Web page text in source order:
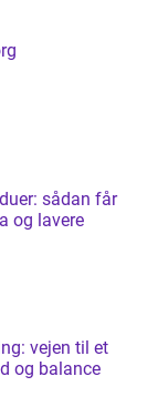
sådan får
og lavere
vejen til et
og balance